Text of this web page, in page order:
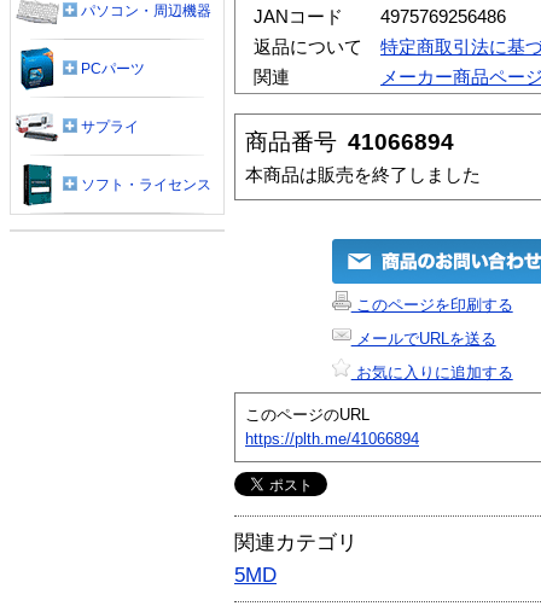
JANコード
4975769256486
返品について
特定商取引法に基
関連
メーカー商品ペー
商品番号 41066894
本商品は販売を終了しました
このページを印刷する
メールでURLを送る
お気に入りに追加する
このページのURL
https://plth.me/41066894
関連カテゴリ
5MD
パソコン・周辺機器
PCパーツ
サプライ
ソフト・ライセンス